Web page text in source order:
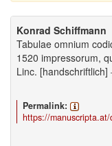
Konrad Schiffmann
Tabulae omnium
1520 impressorum,
Linc. [handschriftlich]
Permalink:
https://